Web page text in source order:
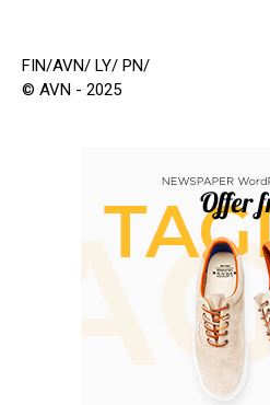
FIN/AVN/ LY/ PN/
© AVN - 2025